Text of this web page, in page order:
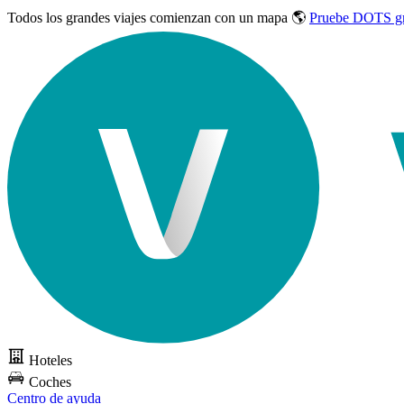
Todos los grandes viajes comienzan con un mapa 🌎 Pruebe DOTS
Hoteles
Coches
Centro de ayuda